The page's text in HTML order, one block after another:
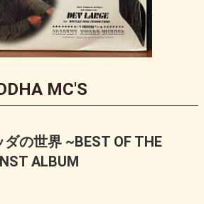
MC'S
の世界 ~BEST OF THE
ALBUM